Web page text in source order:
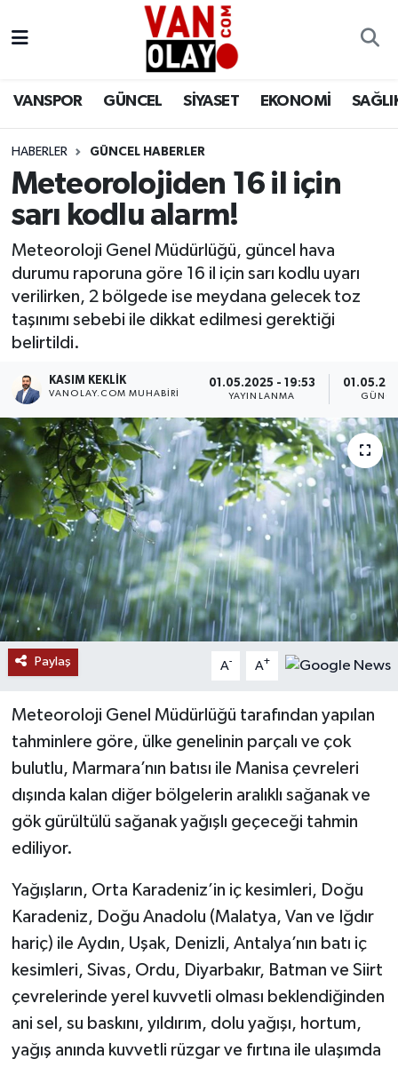
VANSPOR GÜNCEL SİYASET EKONOMİ
HABERLER GÜNCEL HABERLER
Meteorolojiden 16 il için
sarı kodlu alarm!
Meteoroloji Genel Müdürlüğü, güncel hava
durumu raporuna göre 16 il için sarı kodlu uyarı
verilirken, 2 bölgede ise meydana gelecek toz
taşınımı sebebi ile dikkat edilmesi gerektiği
belirtildi.
KASIM KEKLIK
VANOLAY.COM MUHABIRI
01.05.2025 - 19:53
YAYINLANMA
Paylaş A- A+
Meteoroloji Genel Müdürlüğü tarafından yapılan
tahminlere göre, ülke genelinin parçalı ve çok
bulutlu, Marmara’nın batısı ile Manisa çevreleri
dışında kalan diğer bölgelerin aralıklı sağanak ve
gök gürültülü sağanak yağışlı geçeceği tahmin
ediliyor.
Yağışların, Orta Karadeniz’in iç kesimleri, Doğu
Karadeniz, Doğu Anadolu (Malatya, Van ve Iğdır
hariç) ile Aydın, Uşak, Denizli, Antalya’nın batı iç
kesimleri, Sivas, Ordu, Diyarbakır, Batman ve Siirt
çevrelerinde yerel kuvvetli olması beklendiğinden
ani sel, su baskını, yıldırım, dolu yağışı, hortum,
yağış anında kuvvetli rüzgar ve fırtına ile ulaşımda
Siyaset
Ekonomi
Sağlık
Eğitim
Bilim & Teknoloji
Dünya
RESMİ İLANLAR
Van Nöbetçi Eczaneler
Van Namaz Vakitleri
Van Trafik Yoğunluk Haritası
Süper Lig Puan Durumu ve Fikstür
Tüm Manşetler
Son Dakika Haberleri
Haber Arşivi